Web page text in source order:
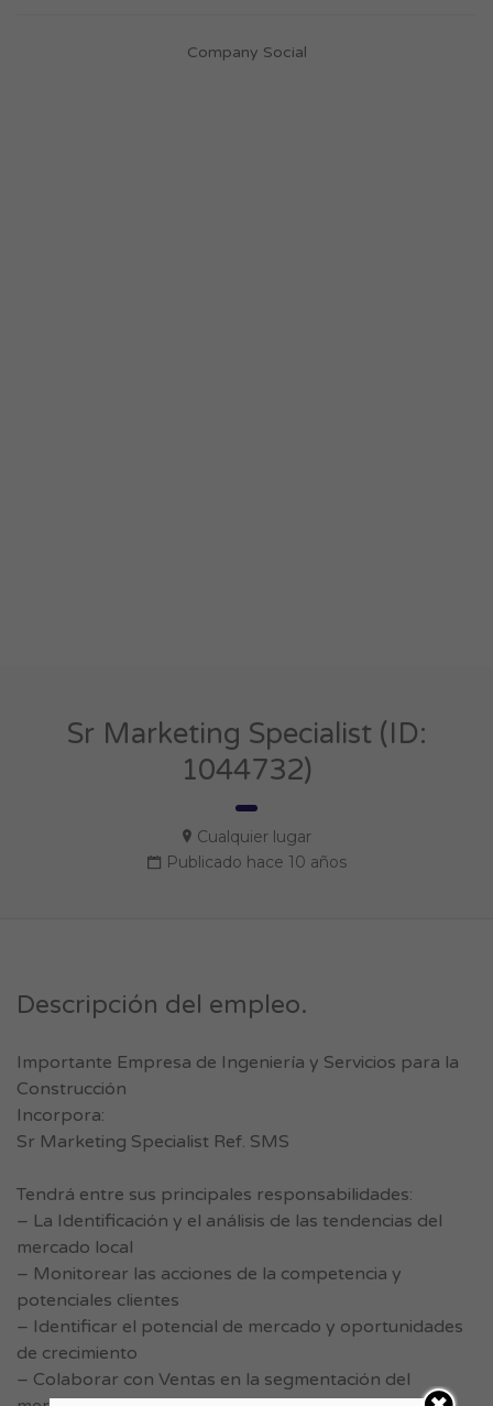
Company Social
Sr Marketing Specialist (ID:
1044732)
Cualquier lugar
Publicado hace 10 años
Descripción del empleo.
Importante Empresa de Ingeniería y Servicios para la
Construcción
Incorpora:
Sr Marketing Specialist Ref. SMS
Tendrá entre sus principales responsabilidades:
– La Identificación y el análisis de las tendencias del
mercado local
– Monitorear las acciones de la competencia y
potenciales clientes
– Identificar el potencial de mercado y oportunidades
de crecimiento
– Colaborar con Ventas en la segmentación del